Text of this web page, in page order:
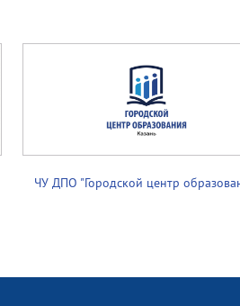
ЧУ ДПО "Городской центр